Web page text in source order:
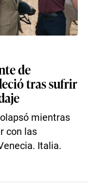
de
tras sufrir
mientras
con las
Italia.